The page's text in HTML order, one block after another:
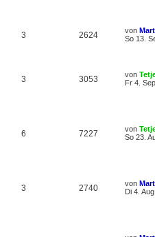
3 2624 von
So 13.
3 3053 von
Fr 4.
6 7227 von
So 23.
3 2740 von
Di 4.